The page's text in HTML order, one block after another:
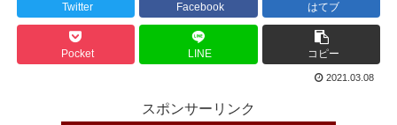
Twitter Facebook はてブ
Pocket LINE コピー
2021.03.08
スポンサーリンク